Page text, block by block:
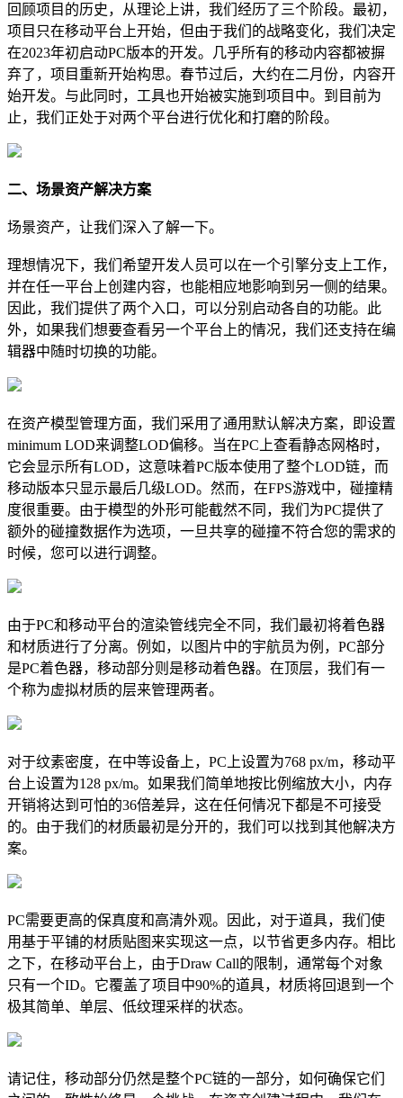
回顾项目的历史，从理论上讲，我们经历了三个阶段。最初，
项目只在移动平台上开始，但由于我们的战略变化，我们决定
在2023年初启动PC版本的开发。几乎所有的移动内容都被摒
弃了，项目重新开始构思。春节过后，大约在二月份，内容开
始开发。与此同时，工具也开始被实施到项目中。到目前为
止，我们正处于对两个平台进行优化和打磨的阶段。
二、场景资产解决方案
场景资产，让我们深入了解一下。
理想情况下，我们希望开发人员可以在一个引擎分支上工作，
并在任一平台上创建内容，也能相应地影响到另一侧的结果。
因此，我们提供了两个入口，可以分别启动各自的功能。此
外，如果我们想要查看另一个平台上的情况，我们还支持在编
辑器中随时切换的功能。
在资产模型管理方面，我们采用了通用默认解决方案，即设置
minimum LOD来调整LOD偏移。当在PC上查看静态网格时，
它会显示所有LOD，这意味着PC版本使用了整个LOD链，而
移动版本只显示最后几级LOD。然而，在FPS游戏中，碰撞精
度很重要。由于模型的外形可能截然不同，我们为PC提供了
额外的碰撞数据作为选项，一旦共享的碰撞不符合您的需求的
时候，您可以进行调整。
由于PC和移动平台的渲染管线完全不同，我们最初将着色器
和材质进行了分离。例如，以图片中的宇航员为例，PC部分
是PC着色器，移动部分则是移动着色器。在顶层，我们有一
个称为虚拟材质的层来管理两者。
对于纹素密度，在中等设备上，PC上设置为768 px/m，移动平
台上设置为128 px/m。如果我们简单地按比例缩放大小，内存
开销将达到可怕的36倍差异，这在任何情况下都是不可接受
的。由于我们的材质最初是分开的，我们可以找到其他解决方
案。
PC需要更高的保真度和高清外观。因此，对于道具，我们使
用基于平铺的材质贴图来实现这一点，以节省更多内存。相比
之下，在移动平台上，由于Draw Call的限制，通常每个对象
只有一个ID。它覆盖了项目中90%的道具，材质将回退到一个
极其简单、单层、低纹理采样的状态。
请记住，移动部分仍然是整个PC链的一部分，如何确保它们